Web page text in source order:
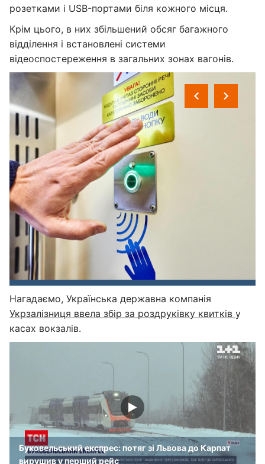
розетками і USB-портами біля кожного місця.
Крім цього, в них збільшений обсяг багажного
відділення і встановлені системи
відеоспостереження в загальних зонах вагонів.
Нагадаємо, Українська державна компанія
Укрзалізниця ввела збір за роздруківку квитків у
касах вокзалів.
Буковельський експрес: потяг зі Львова до Карпат
вирушив у перший рейс